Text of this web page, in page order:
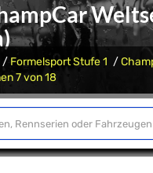
Formelsport Stufe 1
7 von 18